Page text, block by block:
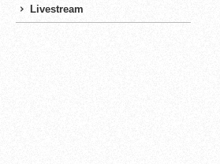
Livestream